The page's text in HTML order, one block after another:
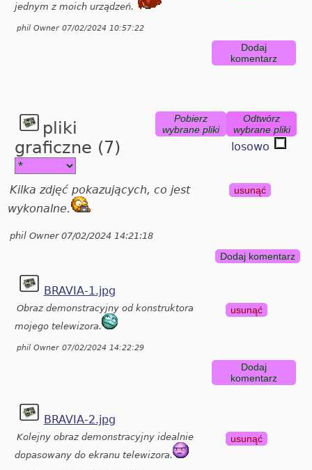
jednym z moich urządzeń.
phil Owner 07/02/2024 10:57:22
Dodaj
komentarz
pliki
graficzne (7)
Odtwórz
wybrane pliki
losowo
Pobierz
wybrane pliki
Kilka zdjęć pokazujących, co jest
wykonalne.
phil Owner 07/02/2024 14:21:18
usunąć
Dodaj komentarz
BRAVIA-1.jpg
Obraz demonstracyjny od konstruktora
mojego telewizora.
phil Owner 07/02/2024 14:22:29
usunąć
Dodaj
komentarz
BRAVIA-2.jpg
Kolejny obraz demonstracyjny idealnie
dopasowany do ekranu telewizora.
usunąć